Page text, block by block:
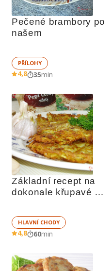
Pečené brambory po
našem
PŘÍLOHY
4,8 35min
Základní recept na
dokonale křupavé
HLAVNÍ CHODY
4,8 60min